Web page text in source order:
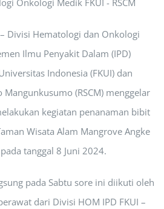
Divisi Hematologi dan Onkologi
Ilmu Penyakit Dalam (IPD)
Indonesia (FKUI) dan
Mangunkusumo (RSCM) menggelar
kegiatan penanaman bibit
Wisata Alam Mangrove Angke
tanggal 8 Juni 2024.
pada Sabtu sore ini diikuti oleh
dari Divisi HOM IPD FKUI –